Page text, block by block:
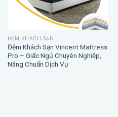
ĐỆM KHÁCH SẠN
Đệm Khách Sạn Vincent Mattress
Pro – Giấc Ngủ Chuyên Nghiệp,
Nâng Chuẩn Dịch Vụ